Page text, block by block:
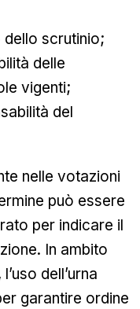
dello scrutinio;
delle
vigenti;
del
nelle votazioni
può essere
per indicare il
In ambito
l’uso dell’urna
garantire ordine